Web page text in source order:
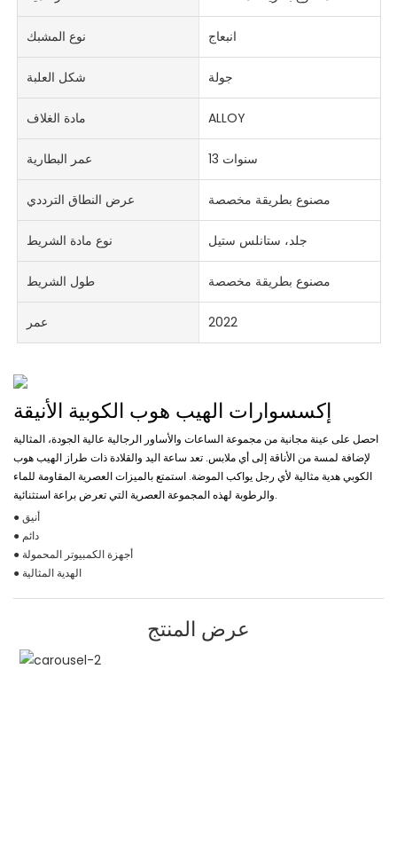
نوع المشبك انبعاج
شكل العلبة جولة
مادة الغلاف ALLOY
عمر البطارية 13 سنوات
عرض النطاق الترددي مصنوع بطريقة مخصصة
نوع مادة الشريط جلد، ستانلس ستيل
طول الشريط مصنوع بطريقة مخصصة
عمر 2022
احصل على عينة مجانية من مجموعة الساعات والأساور الرجالية عالية الجودة، المثالية
لإضافة لمسة من الأناقة إلى أي ملابس. تعد ساعة اليد والقلادة ذات طراز الهيب هوب
الكوبي هدية مثالية لأي رجل يواكب الموضة. استمتع بالميزات العصرية المقاومة للماء
والرطوبة لهذه المجموعة العصرية التي تعرض براعة استثنائية.
● أنيق
● دائم
● أجهزة الكمبيوتر المحمولة
● الهدية المثالية
عرض المنتج